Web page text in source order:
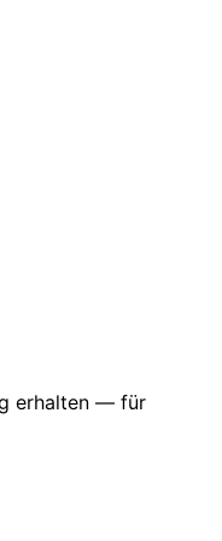
erhalten — für